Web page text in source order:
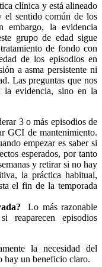
clínica y está alineado
el sentido común de los
embargo, la evidencia
grupo de edad sigue
de fondo con
de los episodios en
a asma persistente ni
Las preguntas que nos
la evidencia, sino en la
3 o más episodios de
GCI de mantenimiento.
empezar es saber si
esperados, por tanto
y retirar si no hay
la práctica habitual,
el fin de la temporada
Lo más razonable
reaparecen episodios
la necesidad del
hay un beneficio claro.